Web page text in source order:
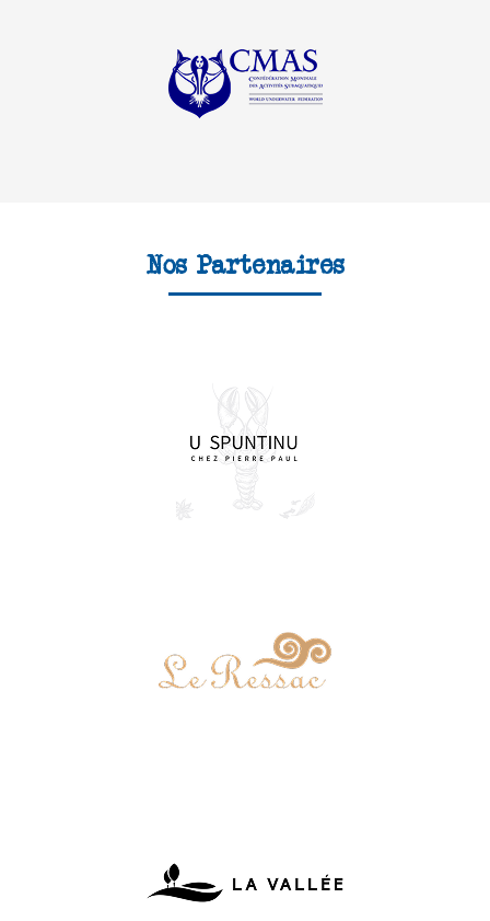
Nos Partenaires